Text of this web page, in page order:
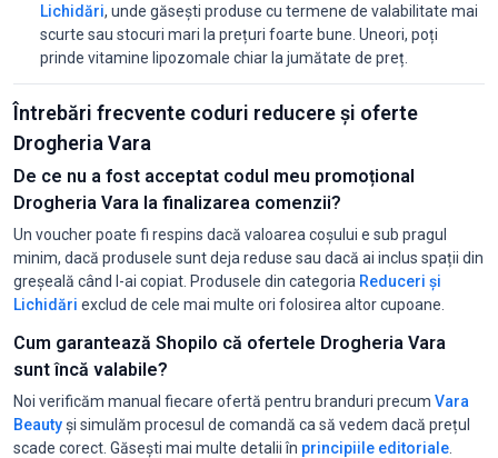
Lichidări, unde găsești produse cu termene de valabilitate mai
scurte sau stocuri mari la prețuri foarte bune. Uneori, poți
prinde vitamine lipozomale chiar la jumătate de preț.
Întrebări frecvente coduri reducere și oferte
Drogheria Vara
De ce nu a fost acceptat codul meu promoțional
Drogheria Vara la finalizarea comenzii?
Un voucher poate fi respins dacă valoarea coșului e sub pragul
minim, dacă produsele sunt deja reduse sau dacă ai inclus spații din
greșeală când l-ai copiat. Produsele din categoria Reduceri și
Lichidări exclud de cele mai multe ori folosirea altor cupoane.
Cum garantează Shopilo că ofertele Drogheria Vara
sunt încă valabile?
Noi verificăm manual fiecare ofertă pentru branduri precum Vara
Beautyși simulăm procesul de comandă ca să vedem dacă prețul
scade corect. Găsești mai multe detalii în principiile editoriale